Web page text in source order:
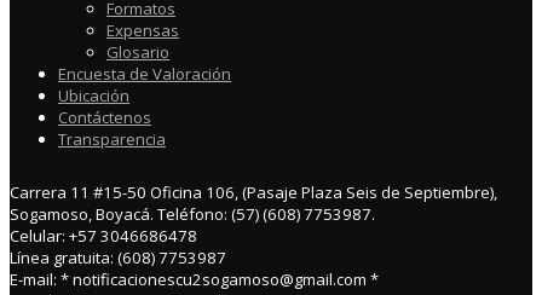
Formatos
Expensas
Glosario
Encuesta de Valoración
Ubicación
Contáctenos
Transparencia
Carrera 11 #15-50 Oficina 106, (Pasaje Plaza Seis de Septiembre),
Sogamoso, Boyacá. Teléfono: (57) (608) 7753987.
Celular: +57 3046686478
Línea gratuita: (608) 7753987
E-mail: * notificacionescu2sogamoso@gmail.com *